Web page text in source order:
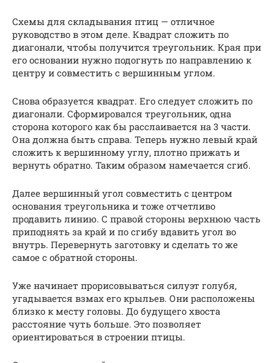
Схемы для складывания птиц — отличное
руководство в этом деле. Квадрат сложить по
диагонали, чтобы получится треугольник. Края при
его основании нужно подогнуть по направлению к
центру и совместить с вершинным углом.
Снова образуется квадрат. Его следует сложить по
диагонали. Сформировался треугольник, одна
сторона которого как бы расслаивается на 3 части.
Она должна быть справа. Теперь нужно левый край
сложить к вершинному углу, плотно прижать и
вернуть обратно. Таким образом намечается сгиб.
Далее вершинный угол совместить с центром
основания треугольника и тоже отчетливо
продавить линию. С правой стороны верхнюю часть
приподнять за край и по сгибу вдавить угол во
внутрь. Перевернуть заготовку и сделать то же
самое с обратной стороны.
Уже начинает прорисовываться силуэт голубя,
угадывается взмах его крыльев. Они расположены
близко к месту головы. До будущего хвоста
расстояние чуть больше. Это позволяет
ориентироваться в строении птицы.